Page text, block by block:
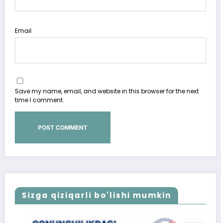
Email
Save my name, email, and website in this browser for the next
time I comment.
Sizga qiziqarli bo'lishi mumkin